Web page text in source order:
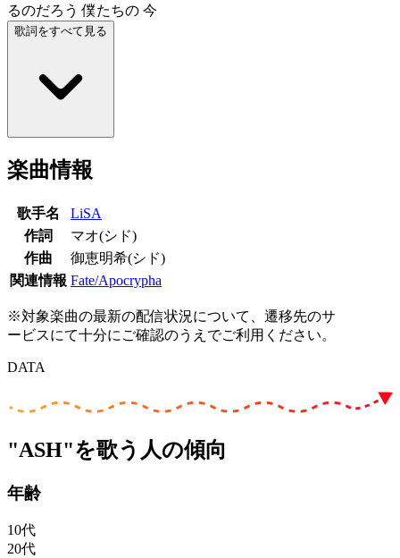
るのだろう 僕たちの 今
歌詞をすべて見る
楽曲情報
歌手名
LiSA
作詞
マオ(シド)
作曲
御恵明希(シド)
関連情報 Fate/Apocrypha
※対象楽曲の最新の配信状況について、遷移先のサ
ービスにて十分にご確認のうえでご利用ください。
DATA
"ASH"を歌う人の傾向
年齢
10代
20代